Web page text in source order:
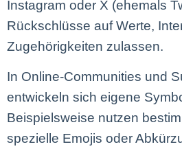
Instagram oder X (ehemals
Rückschlüsse auf Werte,
Zugehörigkeiten zulassen.
In Online-Communities und
entwickeln sich eigene
Beispielsweise nutzen
spezielle Emojis oder